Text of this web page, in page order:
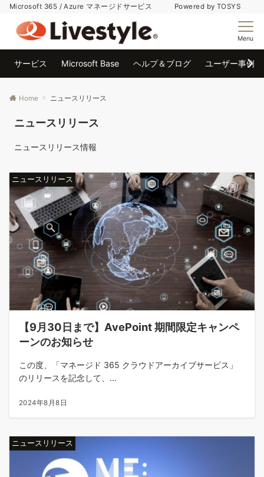
Microsoft 365 / Azure マネージドサービス Powered by TOSYS
Menu
サービス Microsoft Base ヘルプ＆ブログ ユーザー事例
Home ニュースリリース
ニュースリリース
ニュースリリース情報
ニュースリリース
【9月30日まで】AvePoint 期間限定キャンペ
ーンのお知らせ
この度、「マネージド 365 クラウドアーカイブサービス」
のリリースを記念して、...
2024年8月8日
ニュースリリース